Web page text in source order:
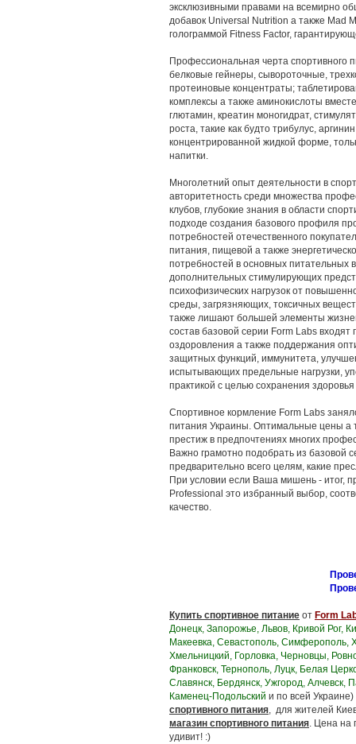
эксклюзивными правами на всемирно
добавок Universal Nutrition а также
голограммой Fitness Factor,
Профессиональная черта спортивного
белковые гейнеры, сывороточные,
протеиновые концентраты;
комплексы а также аминокислоты
глютамин, креатин моногидрат,
роста, такие как будто трибулус,
концентрированной жидкой форме,
напитки.
Многолетний опыт деятельности в
авторитетность среди множества
клубов, глубокие знания в области
подходе создания базового профиля
потребностей отечественного
питания, пищевой а также
потребностей в основных питательных
дополнительных стимулирующих
психофизических нагрузок от
среды, загрязняющих, токсичных
также лишают большей элементы
состав базовой серии Form Labs
оздоровления а также поддержания
защитных функций, иммунитета,
испытывающих предельные нагрузки,
практикой с целью сохранения
Спортивное кормление Form Labs
питания Украины. Оптимальные цены а
престиж в предпочтениях многих
Важно грамотно подобрать из базовой
предварительно всего целям, какие
При условии если Ваша мишень - итог,
Professional это избранный выбор,
качество.
Купить спортивное питание от Form
Донецк, Запорожье, Львов, Кривой Рог,
Макеевка, Севастополь, Симферополь,
Хмельницкий, Горловка, Черновцы,
Франковск, Тернополь, Луцк, Белая
Славянск, Бердянск, Ужгород, Алчевск,
Каменец-Подольский и по всей
спортивного питания, для жителей
магазин спортивного питания. Цена на
удивит! :)